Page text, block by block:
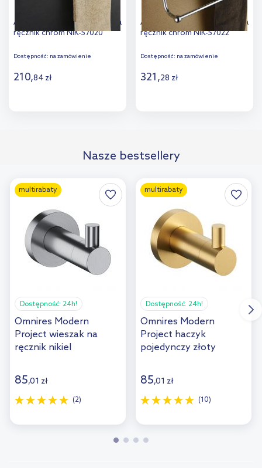
Art Platino Nikolas wieszak na
ręcznik chrom NIK-57020
Dostępność: na zamówienie
210,84 zł
porównania
Art Platino Nikolas wieszak na
ręcznik chrom NIK-57022
Dostępność: na zamówienie
321,28 zł
porównania
Nasze bestsellery
multirabaty
Dostępność: 24h!
Omnires Modern
Project wieszak na
ręcznik nikiel
85,01 zł
(2)
multirabaty
Dostępność: 24h!
Omnires Modern
Project haczyk
pojedynczy złoty
MP60110GLB
85,01 zł
(10)